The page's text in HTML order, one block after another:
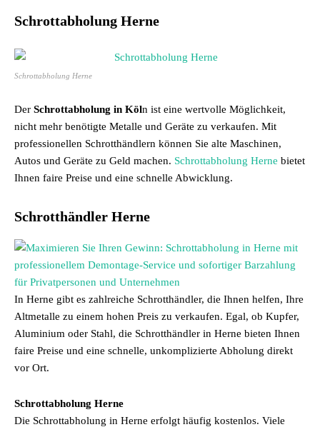
Schrottabholung Herne
Schrottabholung Herne
Der Schrottabholung in Köln ist eine wertvolle Möglichkeit,
nicht mehr benötigte Metalle und Geräte zu verkaufen. Mit
professionellen Schrotthändlern können Sie alte Maschinen,
Autos und Geräte zu Geld machen. Schrottabholung Herne bietet
Ihnen faire Preise und eine schnelle Abwicklung.
Schrotthändler Herne
In Herne gibt es zahlreiche Schrotthändler, die Ihnen helfen, Ihre
Altmetalle zu einem hohen Preis zu verkaufen. Egal, ob Kupfer,
Aluminium oder Stahl, die Schrotthändler in Herne bieten Ihnen
faire Preise und eine schnelle, unkomplizierte Abholung direkt
vor Ort.
Schrottabholung Herne
Die Schrottabholung in Herne erfolgt häufig kostenlos. Viele